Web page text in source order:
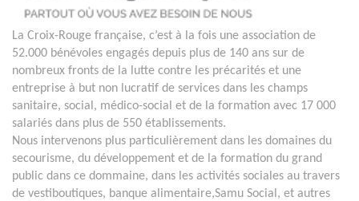
La Croix-Rouge française, c’est à la fois une association de
52.000 bénévoles engagés depuis plus de 140 ans sur de
nombreux fronts de la lutte contre les précarités et une
entreprise à but non lucratif de services dans les champs
sanitaire, social, médico-social et de la formation avec 17 000
salariés dans plus de 550 établissements.
Nous intervenons plus particulièrement dans les domaines du
secourisme, du développement et de la formation du grand
public dans ce dommaine, dans les activités sociales au travers
de vestiboutiques, banque alimentaire,Samu Social, et autres